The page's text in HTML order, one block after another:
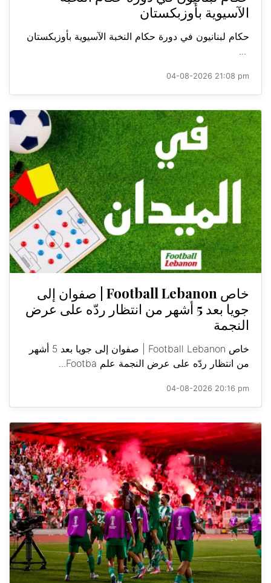
الآسيوية بأوزبكستان
حكام لبنانيون في دورة حكام النخبة الآسيوية بأوزبكستان
...
04-08-2026 21:08 pm
خاص Football Lebanon | صفوان إلى
جويا بعد 5 أشهر من انتظار ردّه على عرض
النجمة
خاص Football Lebanon | صفوان إلى جويا بعد 5 أشهر
من انتظار ردّه على عرض النجمة علم Footba...
04-08-2026 20:16 pm